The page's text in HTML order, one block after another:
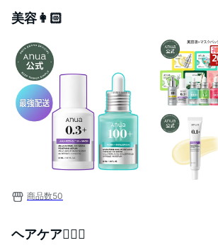
美容👩🏻
商品数50
ヘアケア💇‍♀️✨